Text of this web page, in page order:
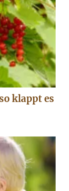
klappt es